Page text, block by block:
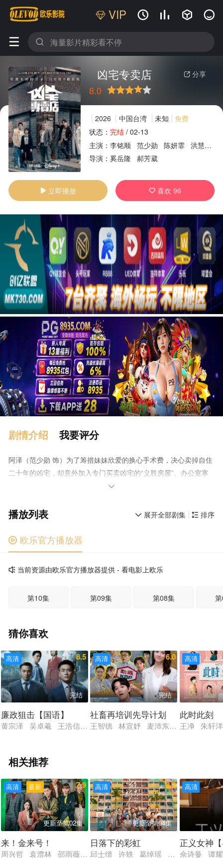
VIP    
 
 分享
凶宅专卖店
8.0
很差较差还行推荐力荐
2026 中国台湾 未知
免费
状态： 完结/ 02-13
主演： 李铭顺 范少勋 陈妍霏 洪慧芳
导演： 奚岳隆 郝芳葳
 立即播放  喜欢96
广告
剧情介绍 我要评分
阿泽（范少勋 饰）为了筹措妹妹欣爱的换心手术费，决心卖掉自住
二十年的凶宅，却意外加入专门买卖凶宅的“义胜房屋”。办公室寒
酸，头顶日光灯闪个不停，同事也各有怪癖：抽烟抖脚又沉迷手游
质的孙女小墨。 某晚，阿泽独自在凶宅整理时，听见小孩笑
格迥异的房仲杂牌军，又迎来新加入的美女业务员李静，众人携手
踏上凶宅买卖之路。每次进入凶宅，除了安抚亡灵，也不得不面对

 排序
 展开全部剧集
播放列表
 欧乐官方播放器
当前资源由欧乐官方播放器提供 - 看电影上欧乐
第10集 第09集 第08集
猜你喜欢
高清 8.5
完结
廉政狙击【国语】
黄宗泽 吴卓羲 王浩信 胡定欣 黄智雯
高清 6.0
完结
社畜再培训先导计划
王智德 林宣妤 麦沛东 唐浩然 艾
高清
此时此刻
王净 朱轩
相关推荐
最新
高清 7.9
更新至第02集
来！金来号！
周兴哲 袁澧林 邵雨薇 林思宇 黄冠智 王识贤 林敬伦 吴思
高清 8.2
更新至第04集
日落下的彩虹
邱士缙 许轶 葛绰瑶 唐诗咏 潘灿
高清
正义女神
佘诗曼 谭